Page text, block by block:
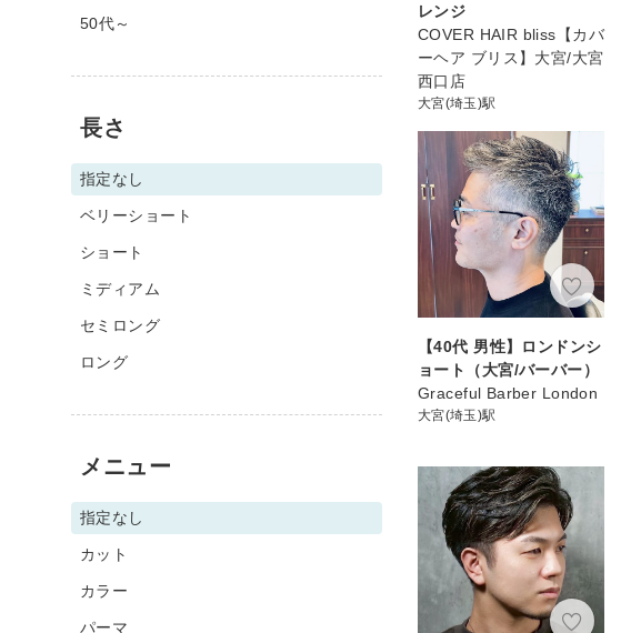
レンジ
COVER HAIR bliss【カバ
ーヘア ブリス】大宮/大宮
西口店
大宮(埼玉)駅
【40代 男性】ロンドンシ
ョート（大宮/バーバー）
Graceful Barber London
大宮(埼玉)駅
50代～
長さ
指定なし
ベリーショート
ショート
ミディアム
セミロング
ロング
メニュー
指定なし
カット
カラー
パーマ